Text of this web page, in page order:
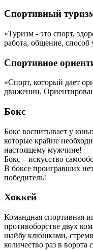
Спортивный
«Туризм - это спорт,
работа, общение,
Спортивное
«Спорт, который дает
движении.
Бокс
Бокс воспитывает у
которые крайне
настоящему мужчине!
Бокс – искусство
В боксе проигравших
победитель!
Хоккей
Командная спортивная
противоборстве двух
шайбу клюшками,
количество раз в ворота